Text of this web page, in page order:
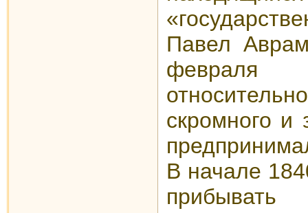
Павел
скромного и
В начале